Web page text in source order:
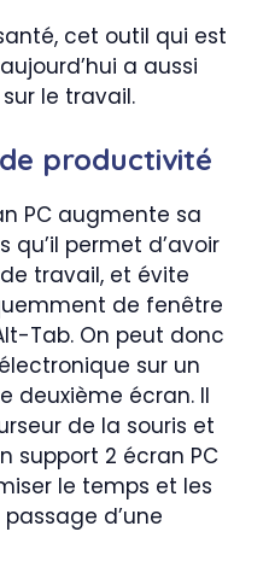
cet outil qui est
a aussi
le travail.
productivité
PC augmente sa
permet d’avoir
travail, et évite
de fenêtre
Tab. On peut donc
sur un
deuxième écran. Il
de la souris et
support 2 écran PC
le temps et les
d’une